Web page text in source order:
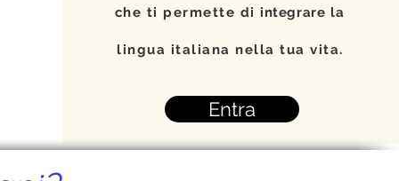
che ti permette di integrare la
lingua italiana nella tua vita.
Entra